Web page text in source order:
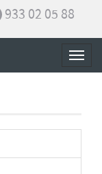
933 02 05 88